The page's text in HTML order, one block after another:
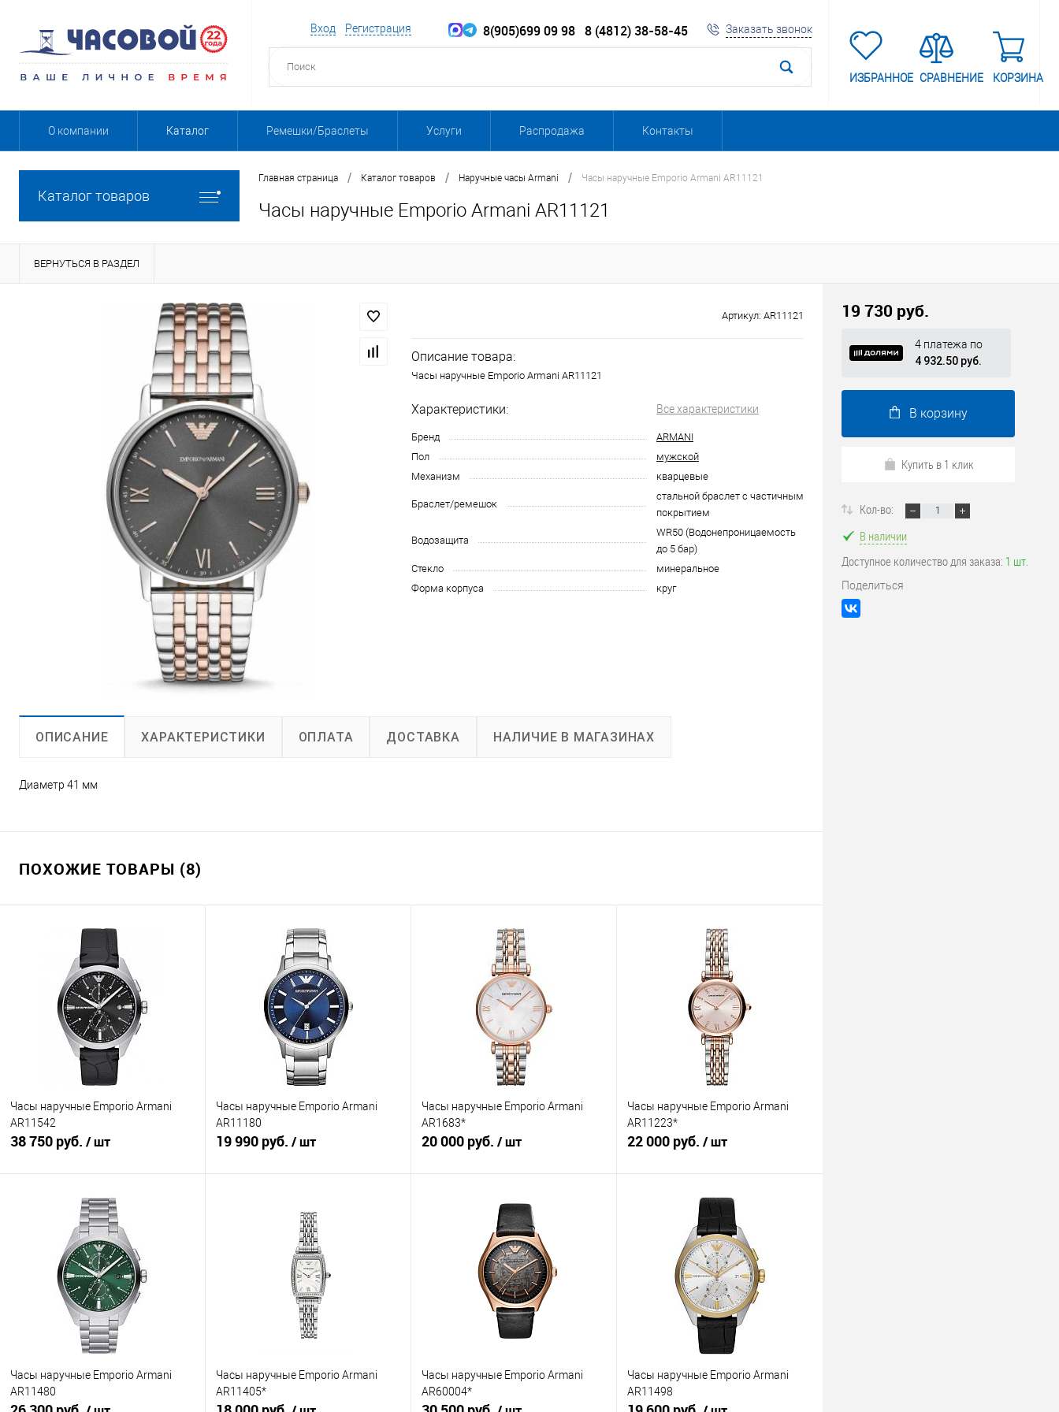
Вход Регистрация 8(905)699 09 98 8 (4812) 38-58-45 Заказать звонок
ИЗБРАННОЕ СРАВНЕНИЕ КОРЗИНА
О компании Каталог Ремешки/Браслеты Услуги Распродажа Контакты
Каталог товаров
Главная страница / Каталог товаров / Наручные часы Armani / Часы наручные Emporio Armani AR11121
Часы наручные Emporio Armani AR11121
ВЕРНУТЬСЯ В РАЗДЕЛ
Артикул: AR11121
Описание товара:
Часы наручные Emporio Armani AR11121
Характеристики: Все характеристики
Бренд
ARMANI
Пол
мужской
Механизм
кварцевые
Браслет/ремешок
стальной браслет с частичным
покрытием
Водозащита
WR50 (Водонепроницаемость
до 5 бар)
Стекло
минеральное
Форма корпуса
круг
ОПИСАНИЕ ХАРАКТЕРИСТИКИ ОПЛАТА ДОСТАВКА НАЛИЧИЕ В МАГАЗИНАХ
Диаметр 41 мм
ПОХОЖИЕ ТОВАРЫ (8)
Часы наручные Emporio Armani
AR11542
38 750 руб. / шт
В корзину
Купить в 1 клик
К сравнению
В избранное
В наличии
Часы наручные Emporio Armani
AR11180
19 990 руб. / шт
Купить в 1 клик
Часы наручные Emporio Armani
AR1683*
20 000 руб. / шт
В корзину
Купить в 1 клик
К сравнению
В избранное
В наличии
Часы наручные Emporio Armani
AR11223*
22 000 руб. / шт
В корзину
Купить в 1 клик
К сравнению
В избранное
В наличии
Часы наручные Emporio Armani
AR11480
Часы наручные Emporio Armani
AR11405*
Часы наручные Emporio Armani
AR60004*
Часы наручные Emporio Armani
AR11498
19 730 руб.
4 платежа по
4 932.50 руб.
В корзину
Купить в 1 клик
Кол-во:
В наличии
Доступное количество для заказа: 1 шт.
Поделиться